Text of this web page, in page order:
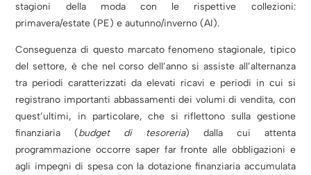
stagioni della moda con le rispettive collezioni:
primavera/estate (PE) e autunno/inverno (AI).
Conseguenza di questo marcato fenomeno stagionale, tipico
del settore, è che nel corso dell’anno si assiste all’alternanza
tra periodi caratterizzati da elevati ricavi e periodi in cui si
registrano importanti abbassamenti dei volumi di vendita, con
quest’ultimi, in particolare, che si riflettono sulla gestione
finanziaria (budget di tesoreria) dalla cui attenta
programmazione occorre saper far fronte alle obbligazioni e
agli impegni di spesa con la dotazione finanziaria accumulata